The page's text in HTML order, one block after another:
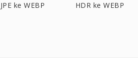
JPE ke WEBP HDR ke WEBP